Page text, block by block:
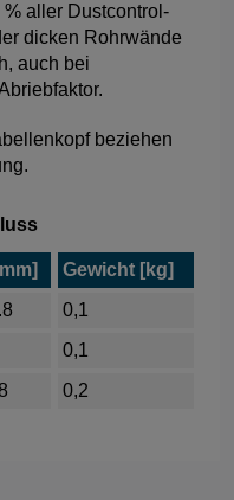
aller Dustcontrol-
dicken Rohrwände
auch bei
beziehen
Gewicht [kg]
0,1
0,1
0,2